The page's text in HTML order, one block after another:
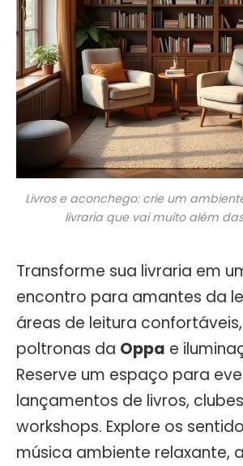
Livros e aconchego: crie um
livraria que vai muito além
Transforme sua livraria em
encontro para amantes da
áreas de leitura
poltronas da Oppa e
Reserve um espaço para
lançamentos de livros,
workshops. Explore os
música ambiente relaxante,